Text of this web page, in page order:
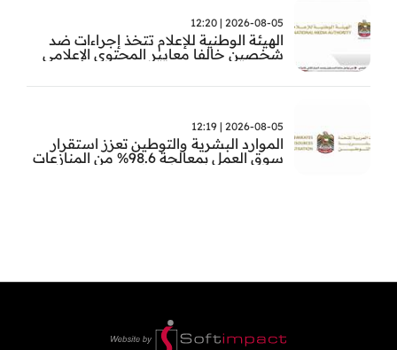
2026-08-05 | 12:20
الهيئة الوطنية للإعلام تتخذ إجراءات ضد
شخصين خالفا معايير المحتوى الإعلامي
2026-08-05 | 12:19
الموارد البشرية والتوطين تعزز استقرار
سوق العمل بمعالجة 98.6% من المنازعات